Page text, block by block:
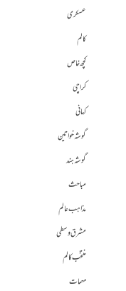
عسکری
کالم
کچھ خاص
کراچی
کہانی
گوشہ خواتین
گوشہ ہند
مباحث
مذاہب عالم
مشرق وسطی
منتخب کالم
مہمات